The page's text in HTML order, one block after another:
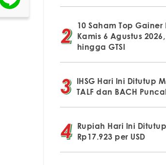
10 Saham Top
Kamis 6 Agustus
hingga GTSI
IHSG Hari Ini Ditutup
TALF dan BACH
Rupiah Hari Ini
Rp17.923 per USD